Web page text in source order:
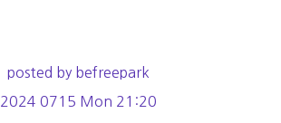
posted by befreepark
2024 0715 Mon 21:20